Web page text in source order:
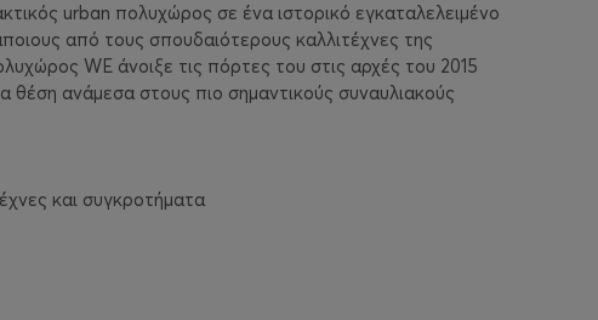
urban πολυχώρος σε ένα ιστορικό εγκαταλελειμένο
από τους σπουδαιότερους καλλιτέχνες της
WE άνοιξε τις πόρτες του στις αρχές του 2015
θέση ανάμεσα στους πιο σημαντικούς συναυλιακούς
και συγκροτήματα